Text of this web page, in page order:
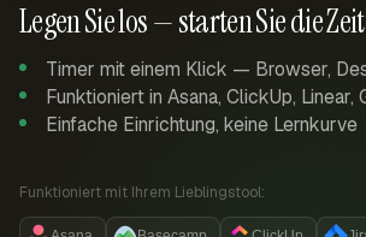
Legen Sie los — starten Sie die
Timer mit einem Klick — Browser,
Funktioniert in Asana, ClickUp, Linear,
Einfache Einrichtung, keine Lernkurve
Funktioniert mit Ihrem Lieblingstool: